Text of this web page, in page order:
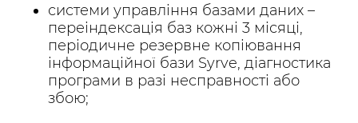
системи управління базами даних –
переіндексація баз кожні 3 місяці,
періодичне резервне копіювання
інформаційної бази Syrve, діагностика
програми в разі несправності або
збою;